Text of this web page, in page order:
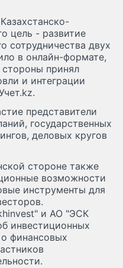
цель - развитие
сотрудничества двух
в онлайн-формате,
стороны принял
и интеграции
представители
государственных
деловых кругов
стороне также
возможности
инструменты для
и АО "ЭСК
инвестиционных
финансовых